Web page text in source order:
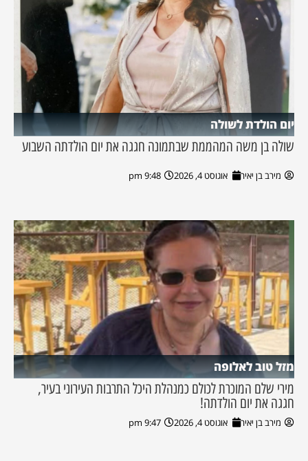
יום הולדת לשולה
שולה בן משה המהממת שבתמונה חגגה את יום הולדתה השבוע
מירב בן יאיר אוגוסט 4, 2026 9:48 pm
מזל טוב לאלופה
מירי שלם המוכרת לכולם כמנהלת היכל התרבות העירוני בעיר,
חגגה את יום הולדתה!
מירב בן יאיר אוגוסט 4, 2026 9:47 pm